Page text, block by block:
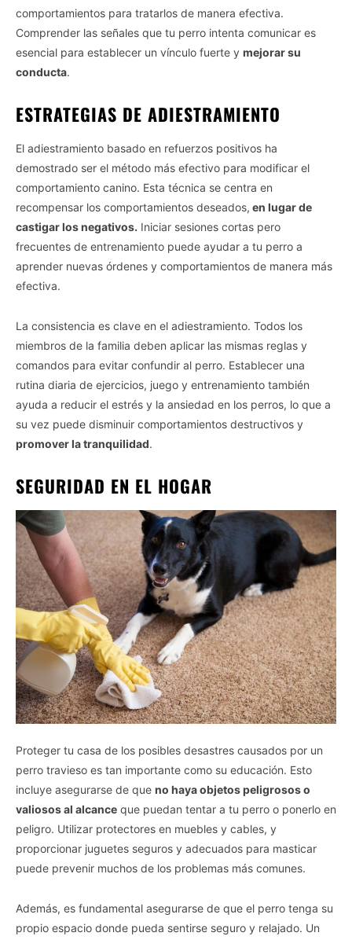
comportamientos para tratarlos de manera efectiva.
Comprender las señales que tu perro intenta comunicar es
esencial para establecer un vínculo fuerte y mejorar su
conducta.
ESTRATEGIAS DE ADIESTRAMIENTO
El adiestramiento basado en refuerzos positivos ha
demostrado ser el método más efectivo para modificar el
comportamiento canino. Esta técnica se centra en
recompensar los comportamientos deseados, en lugar de
castigar los negativos. Iniciar sesiones cortas pero
frecuentes de entrenamiento puede ayudar a tu perro a
aprender nuevas órdenes y comportamientos de manera más
efectiva.
La consistencia es clave en el adiestramiento. Todos los
miembros de la familia deben aplicar las mismas reglas y
comandos para evitar confundir al perro. Establecer una
rutina diaria de ejercicios, juego y entrenamiento también
ayuda a reducir el estrés y la ansiedad en los perros, lo que a
su vez puede disminuir comportamientos destructivos y
promover la tranquilidad.
SEGURIDAD EN EL HOGAR
Proteger tu casa de los posibles desastres causados por un
perro travieso es tan importante como su educación. Esto
incluye asegurarse de que no haya objetos peligrosos o
valiosos al alcance que puedan tentar a tu perro o ponerlo en
peligro. Utilizar protectores en muebles y cables, y
proporcionar juguetes seguros y adecuados para masticar
puede prevenir muchos de los problemas más comunes.
Además, es fundamental asegurarse de que el perro tenga su
propio espacio donde pueda sentirse seguro y relajado. Un